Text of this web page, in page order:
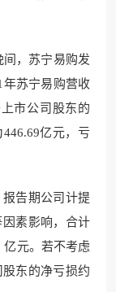
，苏宁易购发
年苏宁易购营收
市公司股东的
亿元，亏
告期公司计提
素影响，合计
亿元。若不考虑
东的净亏损约